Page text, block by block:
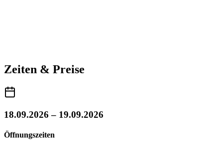
Zeiten & Preise
18.09.2026 – 19.09.2026
Öffnungszeiten